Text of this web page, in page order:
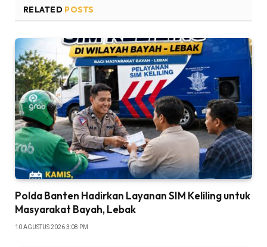
RELATED POSTS
Polda Banten Hadirkan Layanan SIM Keliling untuk
Masyarakat Bayah, Lebak
10 AGUSTUS 2026 3:08 PM